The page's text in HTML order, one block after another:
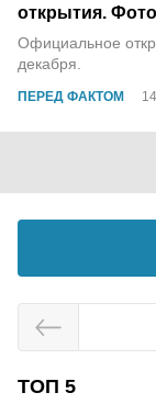
ПЕРЕД ФАКТОМ
открытия.
Официальное
декабря.
ТОП 5